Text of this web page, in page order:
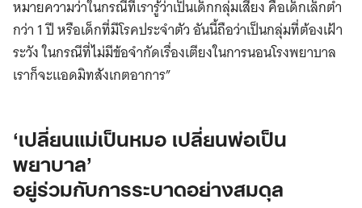
หมายความว่าในกรณีที่เรารู้ว่าเป็นเด็กกลุ่มเสี่ยง คือเด็กเล็กต่ำ
กว่า 1 ปี หรือเด็กที่มีโรคประจำตัว อันนี้ถือว่าเป็นกลุ่มที่ต้องเฝ้า
ระวัง ในกรณีที่ไม่มีข้อจำกัดเรื่องเตียงในการนอนโรงพยาบาล
เราก็จะแอดมิทสังเกตอาการ”
‘เปลี่ยนแม่เป็นหมอ เปลี่ยนพ่อเป็น
พยาบาล’
อยู่ร่วมกับการระบาดอย่างสมดุล